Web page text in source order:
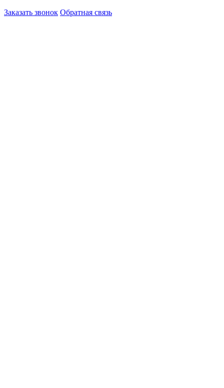
Заказать звонок Обратная связь